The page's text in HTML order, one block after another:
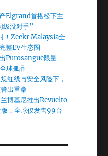
Elgrand首搭松下主
级没对手”
！Zeekr Malaysia全
整EV生态圈
Purosangue限量
球孤品
红线与安全风险下，
出重拳
博基尼推出Revuelto
，全球仅发售99台